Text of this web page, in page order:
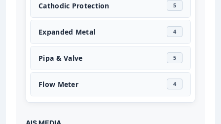
Cathodic Protection 5
Expanded Metal 4
Pipa & Valve 5
Flow Meter 4